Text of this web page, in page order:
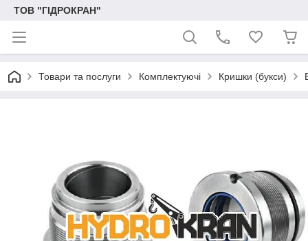
ТОВ "ГІДРОКРАН"
Товари та послуги Комплектуючі Кришки (букси)